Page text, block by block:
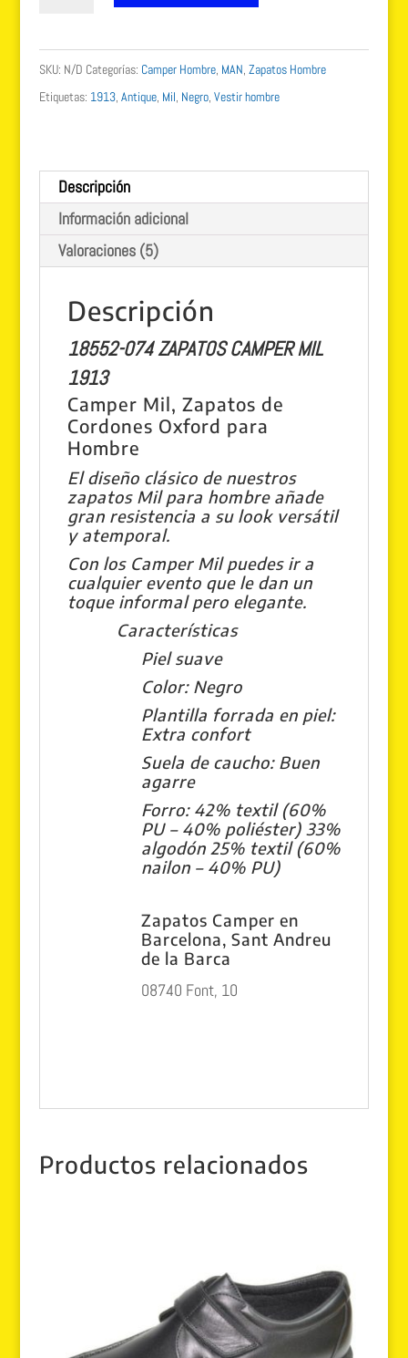
cantidad
SKU: N/D Categorías: Camper Hombre, MAN, Zapatos Hombre
Etiquetas: 1913, Antique, Mil, Negro, Vestir hombre
Descripción
Información adicional
Valoraciones (5)
Descripción
18552-074ZAPATOS CAMPER MIL
1913
Camper Mil, Zapatos de
Cordones Oxford para
Hombre
El diseño clásico de nuestros
zapatos Mil para hombre añade
gran resistencia a su look versátil
y atemporal.
Con los Camper Mil puedes ir a
cualquier evento que le dan un
toque informal pero elegante.
Características
Piel suave
Color: Negro
Plantilla forrada en piel:
Extra confort
Suela de caucho: Buen
agarre
Forro: 42% textil (60%
PU – 40% poliéster) 33%
algodón 25% textil (60%
nailon – 40% PU)
Zapatos Camper en
Barcelona, Sant Andreu
de la Barca
08740 Font, 10
Productos relacionados